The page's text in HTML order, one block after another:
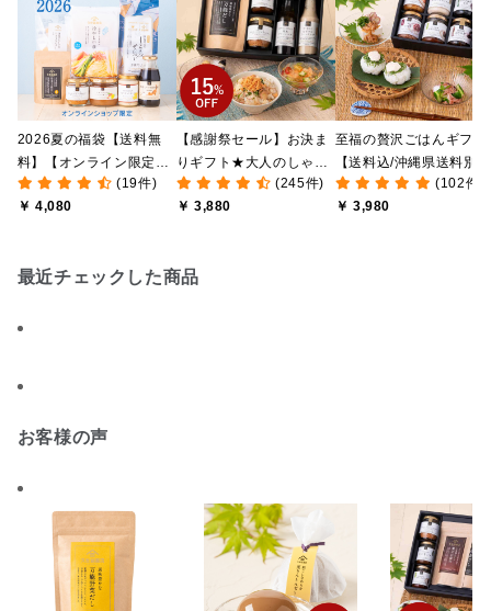
2026夏の福袋【送料無
料】【オンライン限定】
【ポイントキャンペーン
実施中】【のし・ラッピ
(19件)
￥ 4,080
【感謝祭セール】お決ま
りギフト★大人のしゃけ
しゃけめんたい入り【送
料込/沖縄県送料別途】
(245件)
￥ 3,880
至福の贅沢ごはんギフト
【送料込/沖縄県送料別
途】【化粧箱包装付/オン
ライン限定】
(102件)
￥ 3,980
最近チェックした商品
お客様の声